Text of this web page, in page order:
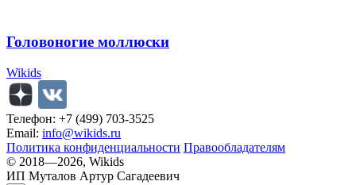
Головоногие моллюски
Wikids
Телефон: +7 (499) 703-3525
Email: info@wikids.ru
Политика конфиденциальности Правообладателям
© 2018—2026, Wikids
ИП Муталов Артур Сагадеевич